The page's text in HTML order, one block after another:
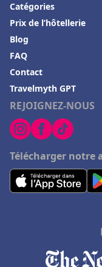
REJOIGNEZ-NOUS
Télécharger notre
Catégories
Prix de l’hôtellerie
Blog
FAQ
Contact
Travelmyth GPT